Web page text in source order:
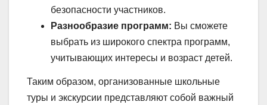
безопасности участников.
Разнообразие программ: Вы сможете
выбрать из широкого спектра программ,
учитывающих интересы и возраст детей.
Таким образом, организованные школьные
туры и экскурсии представляют собой важный